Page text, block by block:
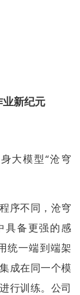
业新纪元
大模型“沧穹
序不同，沧穹
具备更强的感
统一端到端架
成在同一个模
行训练。公司